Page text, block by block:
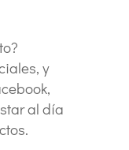
y
al día